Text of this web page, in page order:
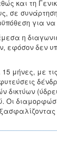
και τη
σε
για
η
εφόσον δεν
μήνες, με
δικτύων